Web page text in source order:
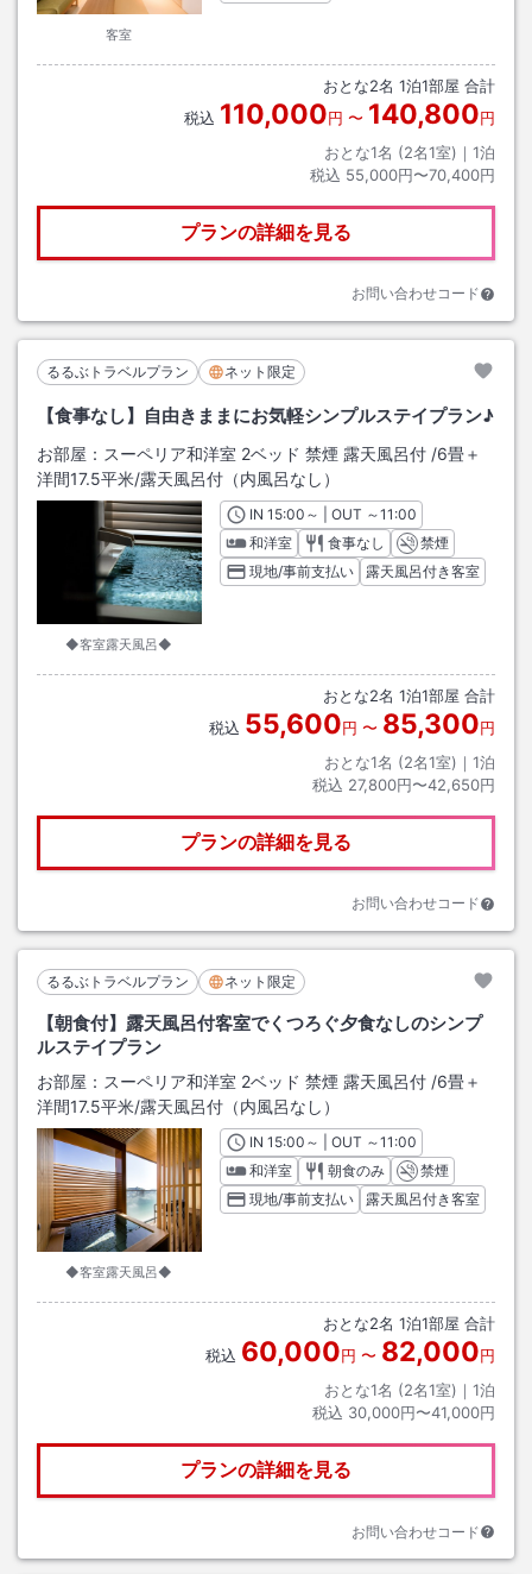
客室
おとな2名 1泊1部屋 合計
税込 110,000円 〜 140,800円
おとな1名 (2名1室)｜ 1泊
税込 55,000円〜70,400円
プランの詳細を見る
お問い合わせコード
るるぶトラベルプラン ネット限定
【食事なし】自由きままにお気軽シンプルステイプラン♪
お部屋： スーペリア和洋室 2ベッド 禁煙 露天風呂付 /6畳＋
洋間17.5平米/露天風呂付（内風呂なし）
◆客室露天風呂◆
INチェックイン
15:00 ～ | OUT チェックアウト
～11:00
和洋室
食事なし
禁煙
現地/事前支払い
露天風呂付き客室
おとな2名 1泊1部屋 合計
税込 55,600円 〜 85,300円
おとな1名 (2名1室)｜ 1泊
税込 27,800円〜42,650円
プランの詳細を見る
お問い合わせコード
るるぶトラベルプラン ネット限定
【朝食付】露天風呂付客室でくつろぐ夕食なしのシンプ
ルステイプラン
お部屋： スーペリア和洋室 2ベッド 禁煙 露天風呂付 /6畳＋
洋間17.5平米/露天風呂付（内風呂なし）
◆客室露天風呂◆
INチェックイン
15:00 ～ | OUT チェックアウト
～11:00
和洋室
朝食のみ
禁煙
現地/事前支払い
露天風呂付き客室
おとな2名 1泊1部屋 合計
税込 60,000円 〜 82,000円
おとな1名 (2名1室)｜ 1泊
税込 30,000円〜41,000円
プランの詳細を見る
お問い合わせコード